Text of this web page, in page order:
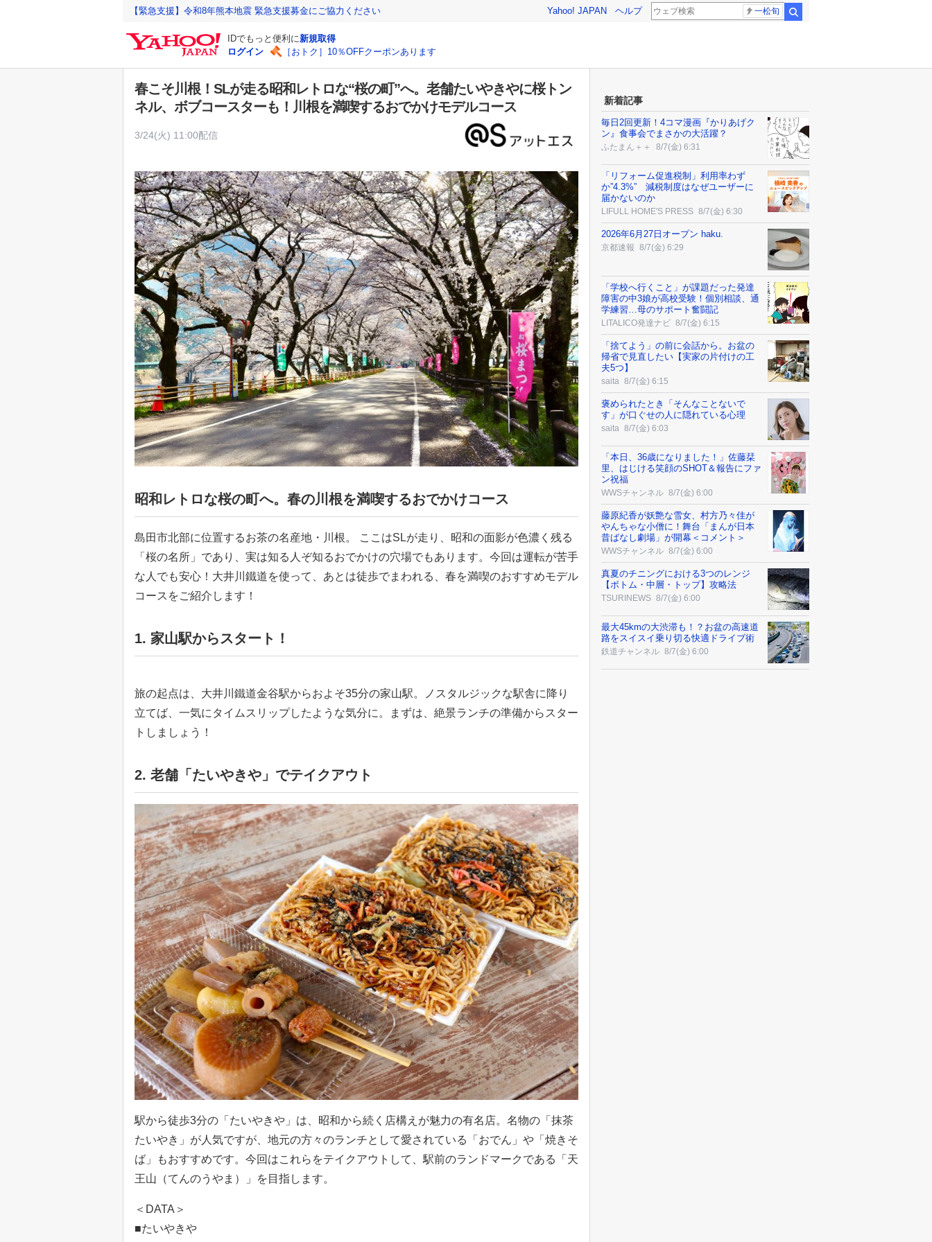
【緊急支援】令和8年熊本地震 緊急支援募金にご協力ください Yahoo! JAPAN ヘルプ 一松旬
IDでもっと便利に新規取得
ログイン
［おトク］10％OFFクーポンあります
春こそ川根！SLが走る昭和レトロな“桜の町”へ。老舗たいやきやに桜トン
ネル、ボブコースターも！川根を満喫するおでかけモデルコース
3/24(火) 11:00配信
昭和レトロな桜の町へ。春の川根を満喫するおでかけコース
島田市北部に位置するお茶の名産地・川根。 ここはSLが走り、昭和の面影が色濃く残る
「桜の名所」であり、実は知る人ぞ知るおでかけの穴場でもあります。今回は運転が苦手
な人でも安心！大井川鐵道を使って、あとは徒歩でまわれる、春を満喫のおすすめモデル
コースをご紹介します！
1. 家山駅からスタート！
旅の起点は、大井川鐵道金谷駅からおよそ35分の家山駅。ノスタルジックな駅舎に降り
立てば、一気にタイムスリップしたような気分に。まずは、絶景ランチの準備からスター
トしましょう！
2. 老舗「たいやきや」でテイクアウト
駅から徒歩3分の「たいやきや」は、昭和から続く店構えが魅力の有名店。名物の「抹茶
たいやき」が人気ですが、地元の方々のランチとして愛されている「おでん」や「焼きそ
ば」もおすすめです。今回はこれらをテイクアウトして、駅前のランドマークである「天
王山（てんのうやま）」を目指します。
＜DATA＞
■たいやきや
新着記事
毎日2回更新！4コマ漫画『かりあげク
ン』食事会でまさかの大活躍？
ふたまん＋＋ 8/7(金) 6:31
「リフォーム促進税制」利用率わず
か”4.3%” 減税制度はなぜユーザーに
届かないのか
LIFULL HOME'S PRESS 8/7(金) 6:30
2026年6月27日オープン haku.
京都速報 8/7(金) 6:29
「学校へ行くこと」が課題だった発達
障害の中3娘が高校受験！個別相談、通
学練習…母のサポート奮闘記
LITALICO発達ナビ 8/7(金) 6:15
「捨てよう」の前に会話から。お盆の
帰省で見直したい【実家の片付けの工
夫5つ】
saita 8/7(金) 6:15
褒められたとき「そんなことないで
す」が口ぐせの人に隠れている心理
saita 8/7(金) 6:03
「本日、36歳になりました！」佐藤栞
里、はじける笑顔のSHOT＆報告にファ
ン祝福
WWSチャンネル 8/7(金) 6:00
藤原紀香が妖艶な雪女、村方乃々佳が
やんちゃな小僧に！舞台「まんが日本
昔ばなし劇場」が開幕＜コメント＞
WWSチャンネル 8/7(金) 6:00
真夏のチニングにおける3つのレンジ
【ボトム・中層・トップ】攻略法
TSURINEWS 8/7(金) 6:00
最大45kmの大渋滞も！？お盆の高速道
路をスイスイ乗り切る快適ドライブ術
鉄道チャンネル 8/7(金) 6:00